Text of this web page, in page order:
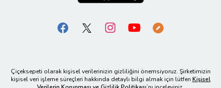
Çiçeksepeti olarak kişisel verilerinizin gizliliğini önemsiyoruz. Şirketimizin
kişisel veri işleme süreçleri hakkında detaylı bilgi almak için lütfen Kişisel